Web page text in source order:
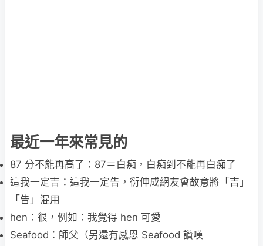
最近一年來常見的
87 分不能再高了：87＝白痴，白痴到不能再白痴了
這我一定吉：這我一定告，衍伸成網友會故意將「吉」
「告」混用
hen：很，例如：我覺得 hen 可愛
Seafood：師父（另還有感恩 Seafood 讚嘆